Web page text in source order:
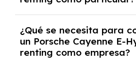
las condiciones del contrato
experto que te asesore.
y, en algunos casos, una
crediticia y un pago inicial.
¿Qué se necesita para
un Porsche Cayenne E-
renting como empresa?